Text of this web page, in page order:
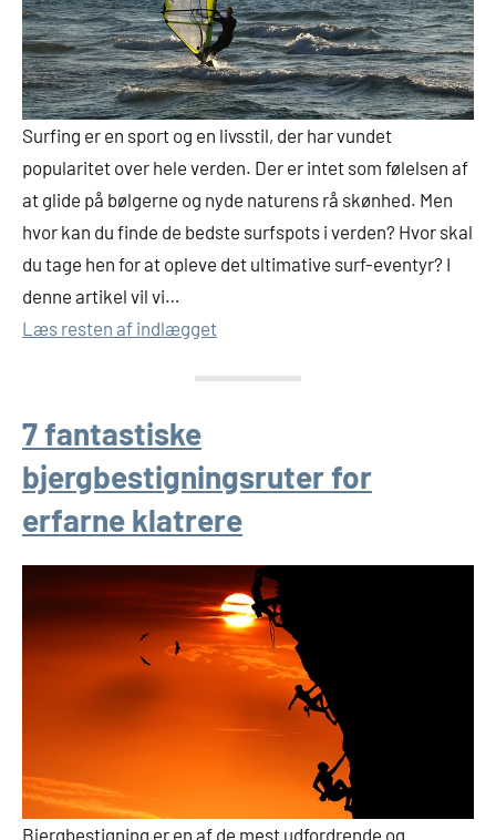
Surfing er en sport og en livsstil, der har vundet
popularitet over hele verden. Der er intet som følelsen af
at glide på bølgerne og nyde naturens rå skønhed. Men
hvor kan du finde de bedste surfspots i verden? Hvor skal
du tage hen for at opleve det ultimative surf-eventyr? I
denne artikel vil vi…
Læs resten af indlægget
7 fantastiske
bjergbestigningsruter for
erfarne klatrere
Bjergbestigning er en af ​​de mest udfordrende og